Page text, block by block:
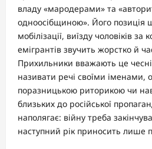
владу «мародерами» та
одноосібщиною». Його позиція
мобілізації, виїзду чоловіків
емігрантів звучить жорстко й
Прихильники вважають це
називати речі своїми іменами,
поразницькою риторикою чи
близьких до російської
наполягає: війну треба
наступний рік приносить лише